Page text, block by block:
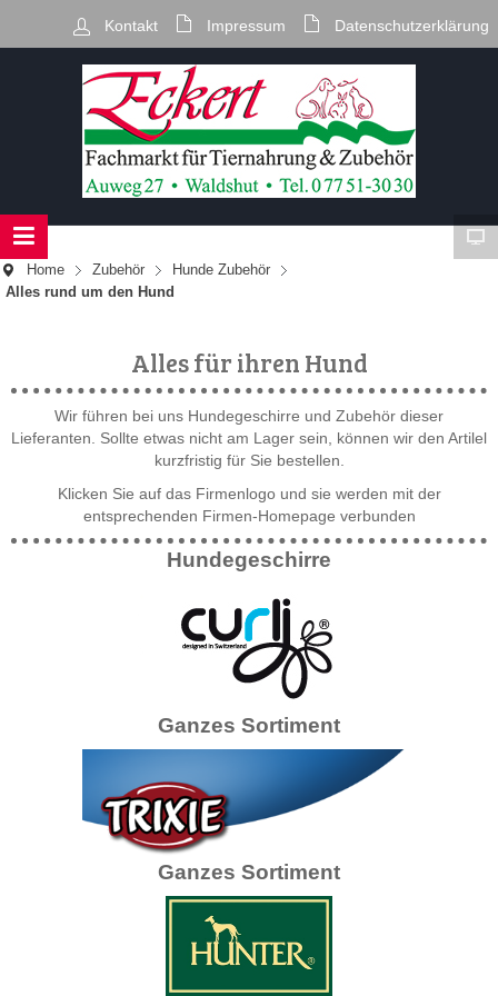
Kontakt Impressum Datenschutzerklärung
Home Zubehör
Hunde Zubehör
Alles rund um den Hund
Alles für ihren Hund
Wir führen bei uns Hundegeschirre und Zubehör dieser
Lieferanten. Sollte etwas nicht am Lager sein, können wir den Artilel
kurzfristig für Sie bestellen.
Klicken Sie auf das Firmenlogo und sie werden mit der
entsprechenden Firmen-Homepage verbunden
Hundegeschirre
Ganzes Sortiment
Ganzes Sortiment